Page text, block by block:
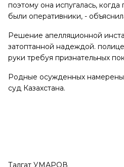
поэтому она испугалась,
были оперативники, -
Решение апелляционной
затоптанной надеждой.
руки требуя признательных
Родные осужденных
суд Казахстана.
Талгат УМАРОВ